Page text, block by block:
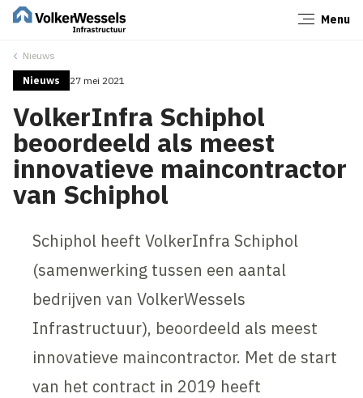
Menu
Nieuws
Nieuws 27 mei 2021
VolkerInfra Schiphol
beoordeeld als meest
innovatieve maincontractor
van Schiphol
Schiphol heeft VolkerInfra Schiphol
(samenwerking tussen een aantal
bedrijven van VolkerWessels
Infrastructuur), beoordeeld als meest
innovatieve maincontractor. Met de start
van het contract in 2019 heeft
Sluiten